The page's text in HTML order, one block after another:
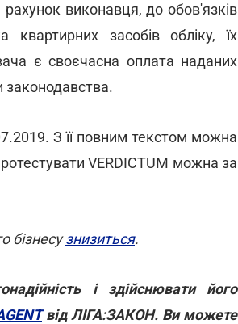
виконавця, до обов'язків
квартирних засобів обліку, їх
є своєчасна оплата наданих
законодавства.
З її повним текстом можна
VERDICTUM можна за
бізнесузнизиться.
і здійснювати його
від ЛІГА:ЗАКОН. Ви можете